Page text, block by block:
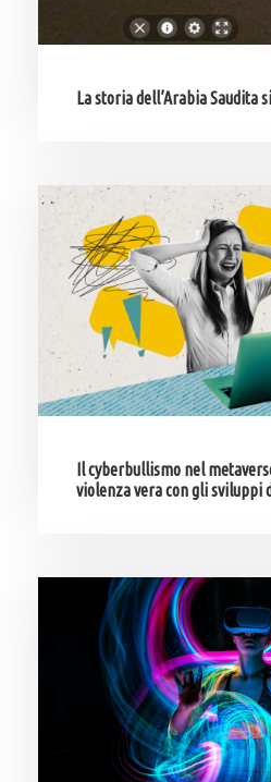
La storia dell’Arabia Saudita
Il cyberbullismo nel
violenza vera con gli sviluppi